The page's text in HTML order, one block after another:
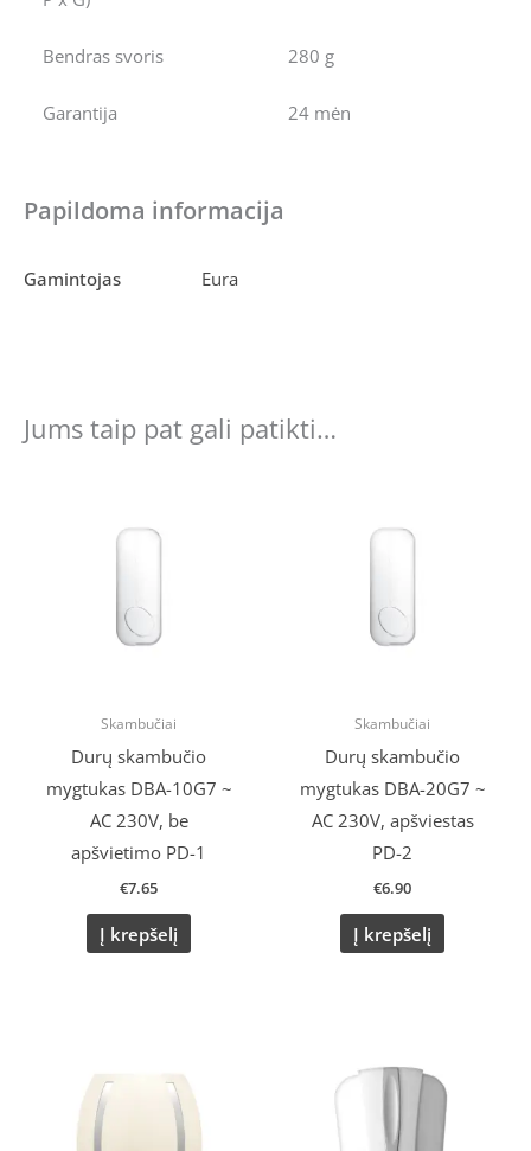
Bendras svoris 280 g
Garantija 24 mėn
Papildoma informacija
Gamintojas Eura
Jums taip pat gali patikti…
Skambučiai
Durų skambučio
mygtukas DBA-10G7 ~
AC 230V, be
apšvietimo PD-1
€7.65
Į krepšelį
Skambučiai
Durų skambučio
mygtukas DBA-20G7 ~
AC 230V, apšviestas
PD-2
€6.90
Į krepšelį